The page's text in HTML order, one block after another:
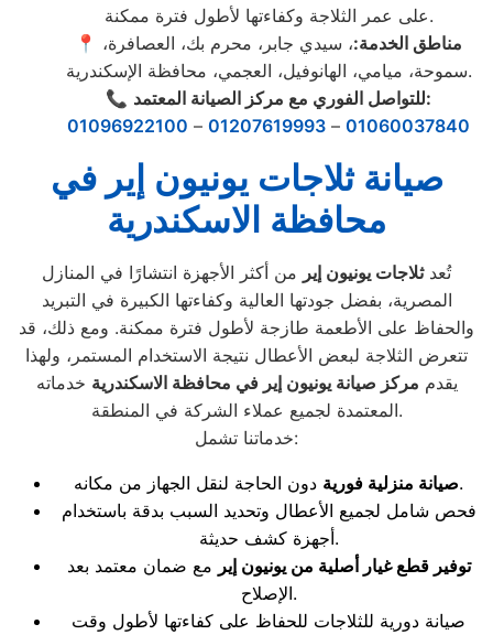
على عمر الثلاجة وكفاءتها لأطول فترة ممكنة.
📍
مناطق الخدمة:، سيدي جابر، محرم بك، العصافرة،
سموحة، ميامي، الهانوفيل، العجمي، محافظة الإسكندرية.
📞
للتواصل الفوري مع مركز الصيانة المعتمد:
01096922100 – 01207619993 – 01060037840
صيانة ثلاجات يونيون إير في
محافظة الاسكندرية
تُعدثلاجات يونيون إير من أكثر الأجهزة انتشارًا في المنازل
المصرية، بفضل جودتها العالية وكفاءتها الكبيرة في التبريد
والحفاظ على الأطعمة طازجة لأطول فترة ممكنة. ومع ذلك، قد
تتعرض الثلاجة لبعض الأعطال نتيجة الاستخدام المستمر، ولهذا
يقدم مركز صيانة يونيون إير في محافظة الاسكندرية خدماته
المعتمدة لجميع عملاء الشركة في المنطقة.
خدماتنا تشمل:
صيانة منزلية فوريةدون الحاجة لنقل الجهاز من مكانه.
فحص شامل لجميع الأعطال وتحديد السبب بدقة باستخدام
أجهزة كشف حديثة.
توفير قطع غيار أصلية من يونيون إير مع ضمان معتمد بعد
الإصلاح.
صيانة دورية للثلاجات للحفاظ على كفاءتها لأطول وقت